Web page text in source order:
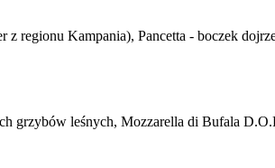
regionu Kampania), Pancetta - boczek
grzybów leśnych, Mozzarella di Bufala